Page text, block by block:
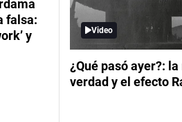
falsa:
y
Video
¿Qué pasó ayer?:
verdad y el efecto